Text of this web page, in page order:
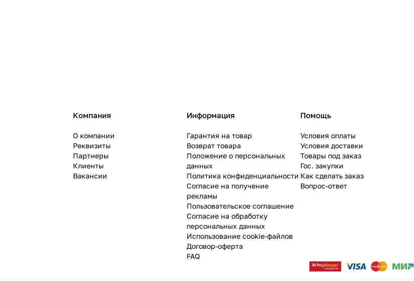
Компания
О компании
Реквизиты
Партнеры
Клиенты
Вакансии
Информация
Гарантия на товар
Возврат товара
Положение о персональных
данных
Политика конфиденциальности
Согласие на получение
рекламы
Пользовательское соглашение
Согласие на обработку
персональных данных
Использование cookie-файлов
Договор-оферта
FAQ
Помощь
Условия оплаты
Условия доставки
Товары под заказ
Гос. закупки
Как сделать заказ
Вопрос-ответ